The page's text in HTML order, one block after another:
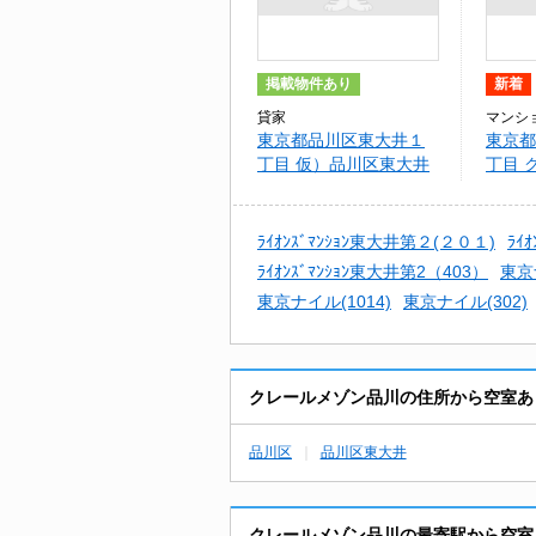
掲載物件あり
貸家
東京都品川区東大井１
丁目 仮）品川区東大井
新着
マンシ
東京
丁目
ﾗｲｵﾝｽﾞﾏﾝｼｮﾝ東大井第２(２０１)
ﾗｲ
ﾗｲｵﾝｽﾞﾏﾝｼｮﾝ東大井第2（403）
東
東京ナイル(1014)
東京ナイル(302)
クレールメゾン品川の住所から空室
品川区 品川区東大井